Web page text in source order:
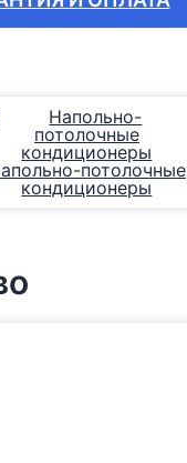
потолочные
кондиционеры